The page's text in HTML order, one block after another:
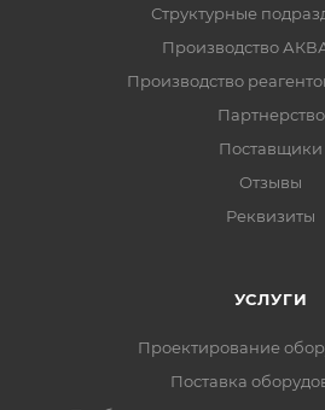
Структурные
Производство
Производство
Партнерство
Поставщики
Отзывы
Реквизиты
УСЛУГИ
Проектирование
Поставка